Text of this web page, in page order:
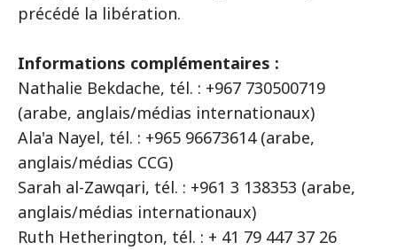
précédé la libération.
Informations complémentaires :
Nathalie Bekdache, tél. : +967 730500719
(arabe, anglais/médias internationaux)
Ala'a Nayel, tél. : +965 96673614 (arabe,
anglais/médias CCG)
Sarah al-Zawqari, tél. : +961 3 138353 (arabe,
anglais/médias internationaux)
Ruth Hetherington, tél. : + 41 79 447 37 26